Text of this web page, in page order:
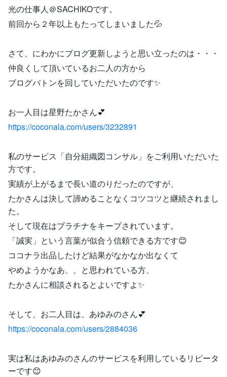
光の仕事人＠SACHIKOです。
前回から２年以上もたってしまいました💦
さて、にわかにブログ更新しようと思い立ったのは・・・
仲良くして頂いているお二人の方から
ブログバトンを回していただいたのです✨
お一人目は星野たかさん💕
https://coconala.com/users/3232891
私のサービス「自分組織図コンサル」をご利用いただいた
方です。
実績が上がるまで長い道のりだったのですが、
たかさんは決して諦めることなくコツコツと継続されまし
た。
そして現在はプラチナをキープされています。
「誠実」という言葉が似合う信頼できる方です😊
ココナラ出品したけど結果がなかなか出なくて
やめようかなあ、、と思われている方、
たかさんに相談されるとよいですよ✨
そして、お二人目は、あゆみのさん💕
https://coconala.com/users/2884036
実は私はあゆみのさんのサービスを利用しているリピータ
ーです😊